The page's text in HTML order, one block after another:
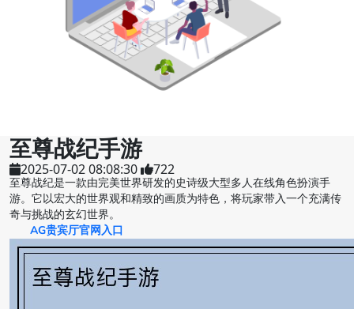
至尊战纪手游
2025-07-02 08:08:30 722
至尊战纪是一款由完美世界研发的史诗级大型多人在线角色扮演手
游。它以宏大的世界观和精致的画质为特色，将玩家带入一个充满传
奇与挑战的玄幻世界。
AG贵宾厅官网入口